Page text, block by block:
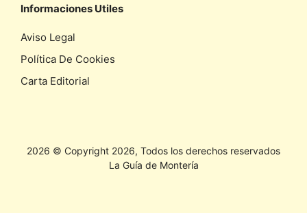
Informaciones Utiles
Aviso Legal
Política De Cookies
Carta Editorial
2026 © Copyright 2026, Todos los derechos reservados
La Guía de Montería